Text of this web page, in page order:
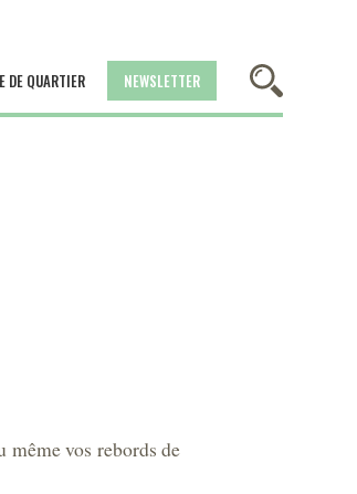
DE QUARTIER NEWSLETTER
vos rebords de